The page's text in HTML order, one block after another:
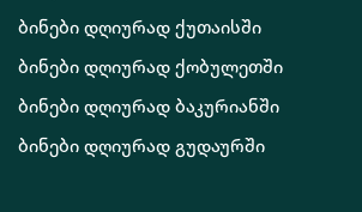
ბინები დღიურად ქუთაისში
ბინები დღიურად ქობულეთში
ბინები დღიურად ბაკურიანში
ბინები დღიურად გუდაურში